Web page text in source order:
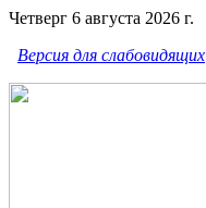
Четверг 6 августа 2026 г.
Версия для слабовидящих